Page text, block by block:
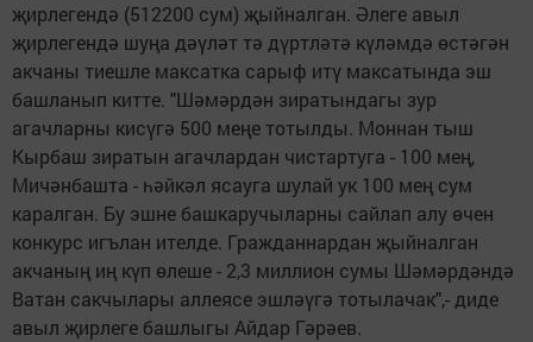
җирлегендә (512200 сум) җыйналган. Әлеге авыл
җирлегендә шуңа дәүләт тә дүртләтә күләмдә өстәгән
акчаны тиешле максатка сарыф итү максатында эш
башланып китте. "Шәмәрдән зиратындагы зур
агачларны кисүгә 500 меңе тотылды. Моннан тыш
Кырбаш зиратын агачлардан чистартуга - 100 мең,
Мичәнбашта - һәйкәл ясауга шулай ук 100 мең сум
каралган. Бу эшне башкаручыларны сайлап алу өчен
конкурс игълан ителде. Гражданнардан җыйналган
акчаның иң күп өлеше - 2,3 миллион сумы Шәмәрдәндә
Ватан сакчылары аллеясе эшләүгә тотылачак",- диде
авыл җирлеге башлыгы Айдар Гәрәев.